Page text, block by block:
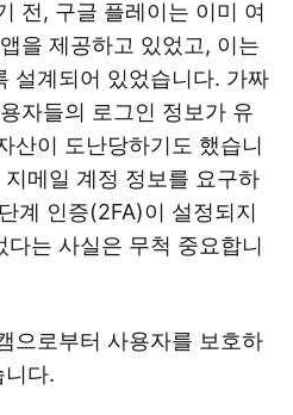
전, 구글 플레이는 이미 여
을 제공하고 있었고, 이는
설계되어 있었습니다. 가짜
자들의 로그인 정보가 유
산이 도난당하기도 했습니
메일 계정 정보를 요구하
계 인증(2FA)이 설정되지
는 사실은 무척 중요합니
으로부터 사용자를 보호하
니다.